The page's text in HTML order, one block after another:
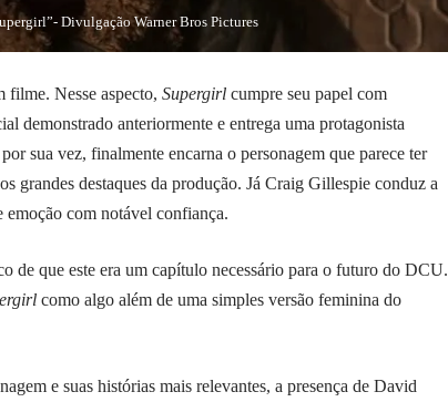
Divulgação Warner Bros Pictures
Nesse aspecto, Supergirl cumpre seu papel com
demonstrado anteriormente e entrega uma protagonista
sua vez, finalmente encarna o personagem que parece ter
grandes destaques da produção. Já Craig Gillespie conduz a
emoção com notável confiança.
de que este era um capítulo necessário para o futuro do DCU.
como algo além de uma simples versão feminina do
e suas histórias mais relevantes, a presença de David